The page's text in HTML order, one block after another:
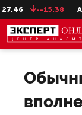
--15.38